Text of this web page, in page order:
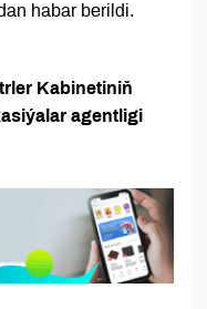
habar berildi.
Kabinetiniň
agentligi